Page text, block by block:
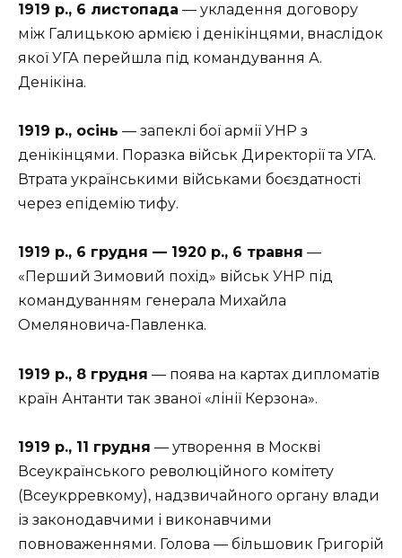
1919 р., 6 листопада — укладення договору
між Галицькою армією і денікінцями, внаслідок
якої УГА перейшла під командування А.
Денікіна.
1919 р., осінь — запеклі бої армії УНР з
денікінцями. Поразка військ Директорії та УГА.
Втрата українськими військами боєздатності
через епідемію тифу.
1919 р., 6 грудня — 1920 р., 6 травня —
«Перший Зимовий похід» військ УНР під
командуванням генерала Михайла
Омеляновича-Павленка.
1919 р., 8 грудня — поява на картах дипломатів
країн Антанти так званої «лінії Керзона».
1919 р., 11 грудня — утворення в Москві
Всеукраїнського революційного комітету
(Всеукрревкому), надзвичайного органу влади
із законодавчими і виконавчими
повноваженнями. Голова — більшовик Григорій